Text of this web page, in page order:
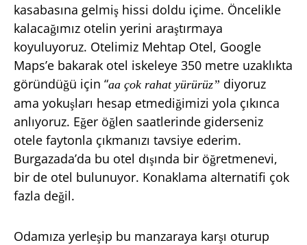
kasabasına gelmiş hissi doldu içime. Öncelikle
kalacağımız otelin yerini araştırmaya
koyuluyoruz. Otelimiz Mehtap Otel, Google
Maps’e bakarak otel iskeleye 350 metre uzaklıkta
göründüğü için “aa çok rahat yürürüz” diyoruz
ama yokuşları hesap etmediğimizi yola çıkınca
anlıyoruz. Eğer öğlen saatlerinde giderseniz
otele faytonla çıkmanızı tavsiye ederim.
Burgazada’da bu otel dışında bir öğretmenevi,
bir de otel bulunuyor. Konaklama alternatifi çok
fazla değil.
Odamıza yerleşip bu manzaraya karşı oturup